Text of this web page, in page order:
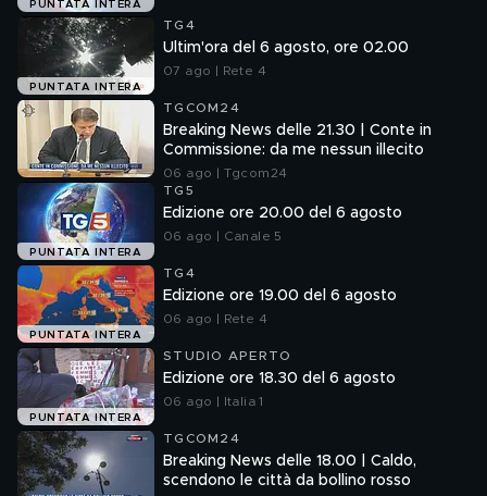
PUNTATA INTERA
PUNTATA INTERA
TG4
Ultim'ora del 6 agosto, ore 02.00
07 ago | Rete 4
TGCOM24
Breaking News delle 21.30 | Conte in
Commissione: da me nessun illecito
06 ago | Tgcom24
PUNTATA INTERA
TG5
Edizione ore 20.00 del 6 agosto
06 ago | Canale 5
PUNTATA INTERA
TG4
Edizione ore 19.00 del 6 agosto
06 ago | Rete 4
PUNTATA INTERA
STUDIO APERTO
Edizione ore 18.30 del 6 agosto
06 ago | Italia 1
TGCOM24
Breaking News delle 18.00 | Caldo,
scendono le città da bollino rosso